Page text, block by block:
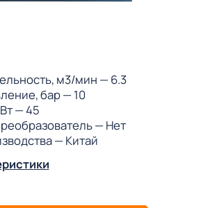
м3/мин — 6.3
бар— 10
— 45
— Нет
— Китай